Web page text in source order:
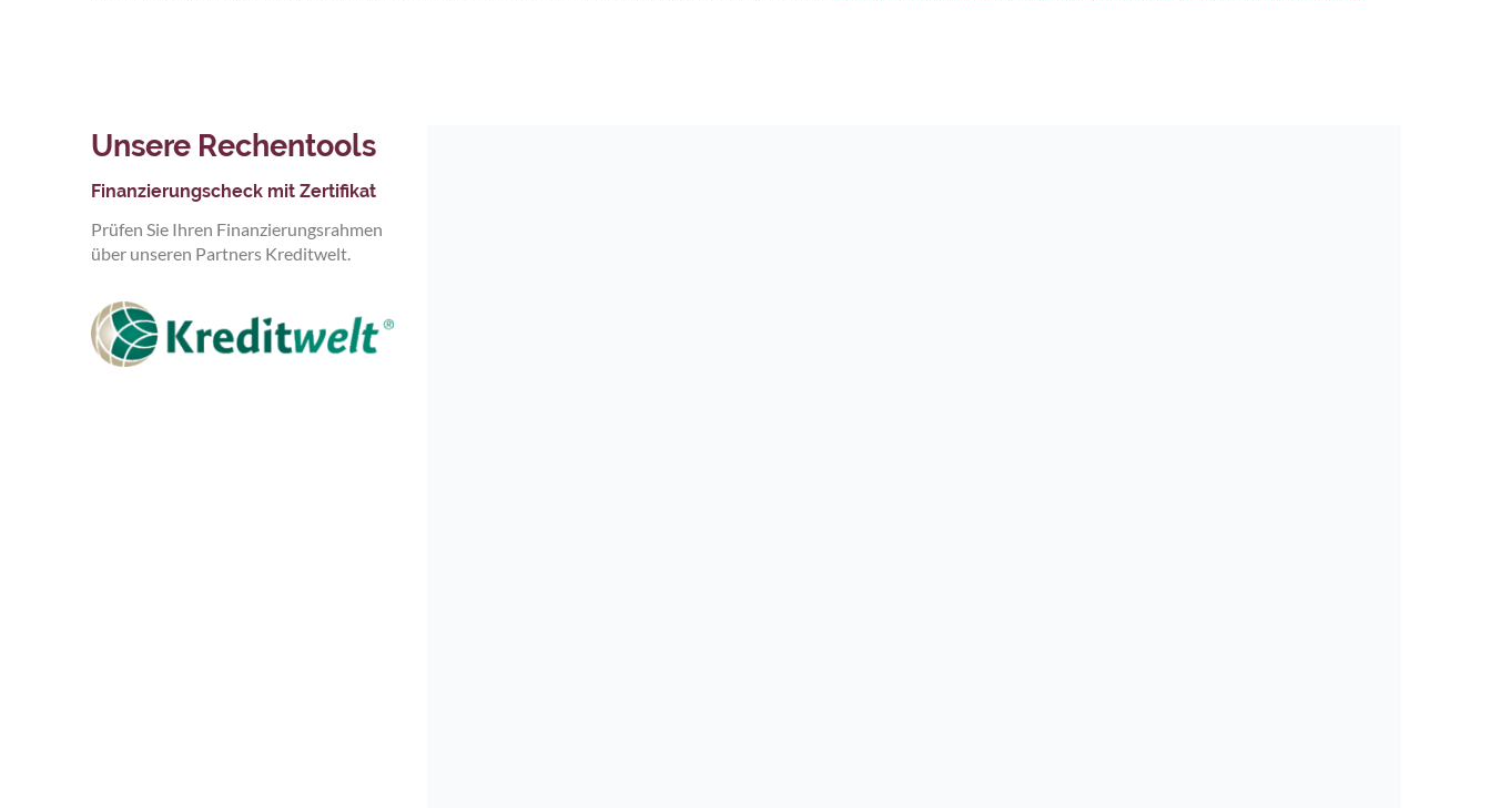
Unsere Rechentools
Finanzierungscheck mit Zertifikat
Prüfen Sie Ihren Finanzierungsrahmen
über unseren Partners Kreditwelt.